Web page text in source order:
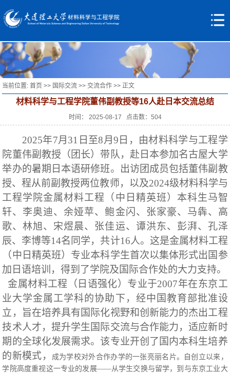
当前位置:首页 >> 国际交流 >>交流合作 >> 正文
材料科学与工程学院董伟副教授等16人赴日本交流总结
时间： 2025-08-17 点击数： 504
2025年7月31日至8月9日，由材料科学与工程学
院董伟副教授（团长）带队，赴日本参加名古屋大学
举办的暑期日本语研修班。出访团成员包括董伟副教
授、程从前副教授两位教师，以及2024级材料科学与
工程学院金属材料工程（中日精英班）本科生马智
轩、李奥迪、余娅苹、鲍金闪、张家豪、马犇、高
歌、林旭、宋煜晨、张佳运、谭洪东、彭湃、孔泽
辰、李博等14名同学，共计16人。这是金属材料工程
（中日精英班）专业本科学生首次以集体形式出国参
加日语培训，得到了学院及国际合作处的大力支持。
金属材料工程（日语强化）专业于2007年在东京工
业大学金属工学科的协助下，经中国教育部批准设
立，旨在培养具有国际化视野和创新能力的杰出工程
技术人才，提升学生国际交流与合作能力，适应新时
期的全球化发展需求。该专业开创了国内本科生培养
的新模式，
成为学校对外合作办学的一张亮丽名片。自创立以来，
学院高度重视这一专业的发展——从学生交换与留学，到与东京工业大